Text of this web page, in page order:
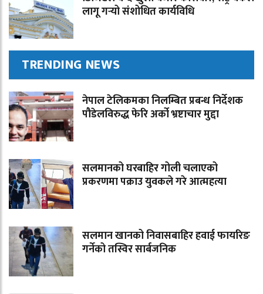
लागू गर्‍यो संशोधित कार्यविधि
TRENDING NEWS
नेपाल टेलिकमका निलम्बित प्रबन्ध निर्देशक
पौडेलविरुद्ध फेरि अर्को भ्रष्टाचार मुद्दा
सलमानको घरबाहिर गोली चलाएको
प्रकरणमा पक्राउ युवकले गरे आत्महत्या
सलमान खानको निवासबाहिर हवाई फायरिङ
गर्नेको तस्विर सार्बजनिक